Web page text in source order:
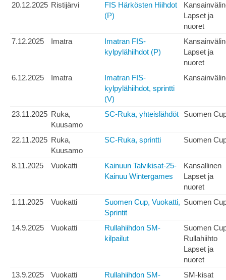
20.12.2025 Ristijärvi
FIS Härkösten Hiihdot
(P)
Lapset ja
nuoret
7.12.2025
Imatra
Imatran FIS-
kylpylähiihdot (P)
Lapset ja
nuoret
6.12.2025
Imatra
Imatran FIS-
kylpylähiihdot, sprintti
(V)
23.11.2025 Ruka,
Kuusamo
SC-Ruka, yhteislähdöt Suomen
22.11.2025 Ruka,
Kuusamo
SC-Ruka, sprintti Suomen
8.11.2025 Vuokatti
Kainuun Talvikisat-25-
Kainuu Wintergames
Kansallinen
Lapset ja
nuoret
1.11.2025
Vuokatti
Suomen Cup, Vuokatti,
Sprintit
Suomen
14.9.2025 Vuokatti
Rullahiihdon SM-
kilpailut
Suomen
Rullahiihto
Lapset ja
nuoret
13.9.2025
Vuokatti
Rullahiihdon SM-
SM-kisat